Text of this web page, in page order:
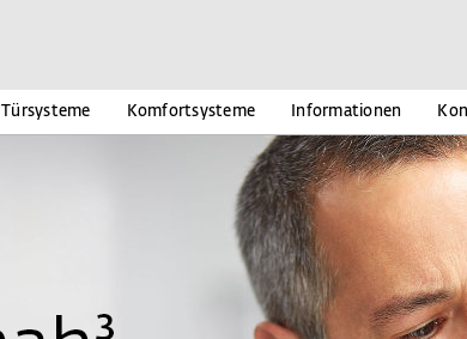
Türsysteme Komfortsysteme Informationen